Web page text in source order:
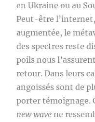
en Ukraine ou au
Peut-être
augmentée, le
des spectres reste
poils nous
retour. Dans leurs
angoissés sont de
porter témoignage.
new wave ne